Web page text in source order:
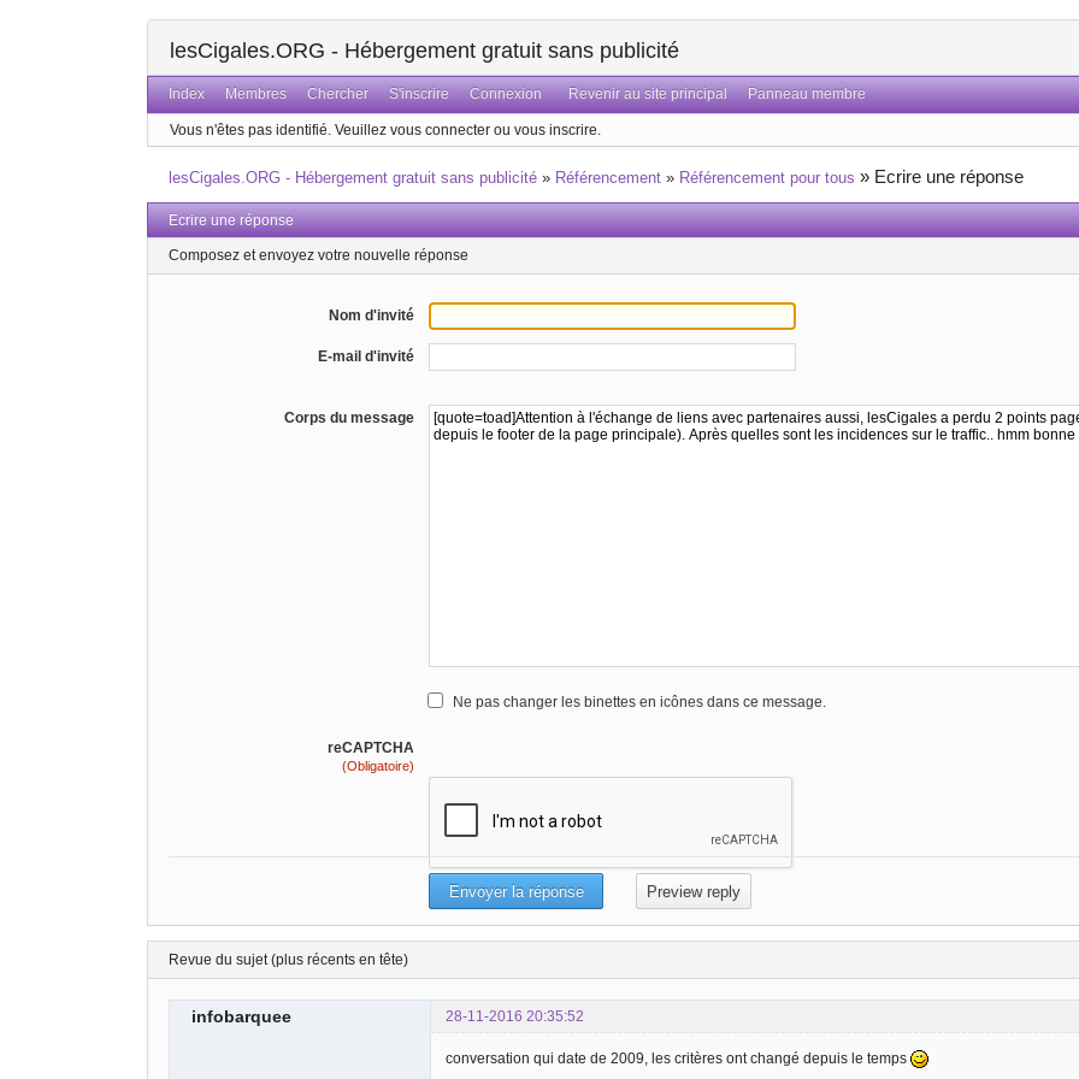
lesCigales.ORG - Hébergement gratuit sans publicité
Index Membres Chercher S'inscrire Connexion Revenir au site principal Panneau membre
Vous n'êtes pas identifié. Veuillez vous connecter ou vous inscrire.
lesCigales.ORG - Hébergement gratuit sans publicité » Référencement » Référencement pour tous » Ecrire une réponse
Ecrire une réponse
Composez et envoyez votre nouvelle réponse
Nom d'invité
E-mail d'invité
Corps du message
Ne pas changer les binettes en icônes dans ce message.
reCAPTCHA
(Obligatoire)
Revue du sujet (plus récents en tête)
infobarquee 28-11-2016 20:35:52
conversation qui date de 2009, les critères ont changé depuis le temps